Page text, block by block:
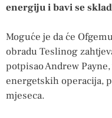
energiju i bavi se
Moguće je da će
obradu Teslinog
potpisao Andrew
energetskih operacija,
mjeseca.